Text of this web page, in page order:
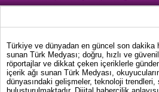
Türkiye ve dünyadan en güncel son dakika
sunan Türk Medyası; doğru, hızlı ve
röportajlar ve dikkat çeken içeriklerle
içerik ağı sunan Türk Medyası,
dünyasındaki gelişmeler, teknoloji